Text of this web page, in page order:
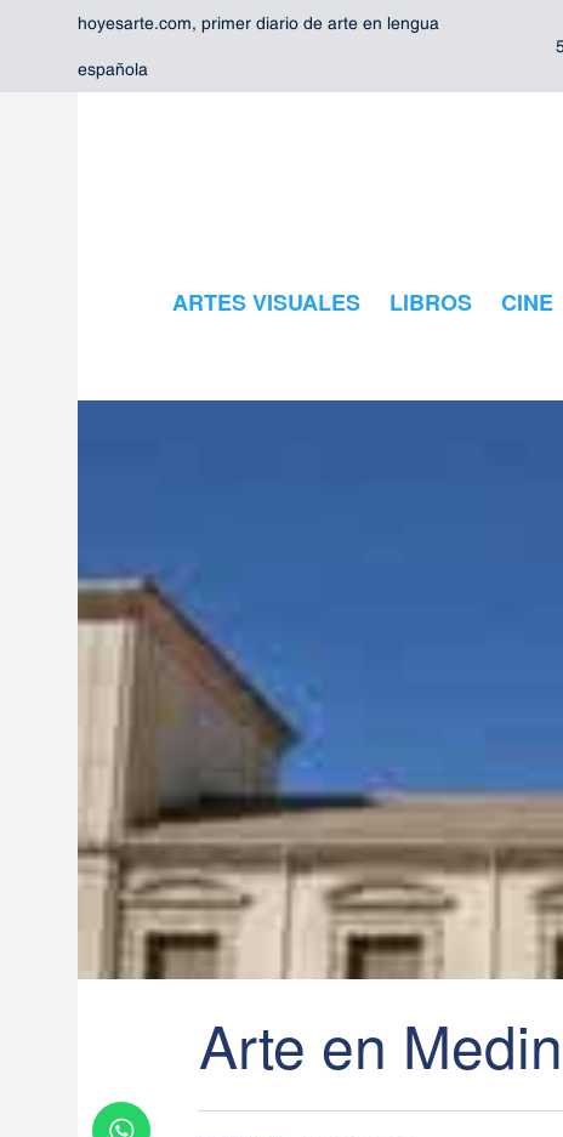
hoyesarte.com, primer diario de arte en lengua
española
ARTES VISUALES LIBROS CINE
Arte en